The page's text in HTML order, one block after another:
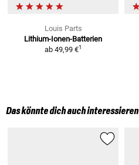
Louis Parts
Lithium-Ionen-Batterien
ab 49,99 €1
Das könnte dich auch interessieren